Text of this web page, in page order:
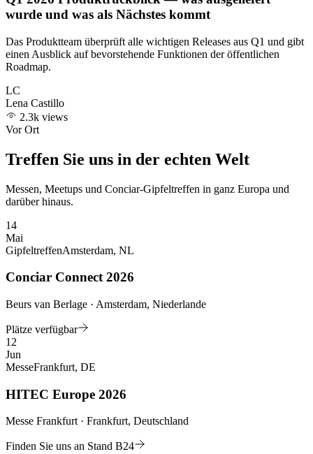
wurde und was als Nächstes kommt
Das Produktteam überprüft alle wichtigen Releases aus Q1 und gibt
einen Ausblick auf bevorstehende Funktionen der öffentlichen
Roadmap.
LC
Lena Castillo
2.3k views
Vor Ort
Treffen Sie uns in der echten Welt
Messen, Meetups und Conciar-Gipfeltreffen in ganz Europa und
darüber hinaus.
14
Mai
GipfeltreffenAmsterdam, NL
Conciar Connect 2026
Beurs van Berlage · Amsterdam, Niederlande
Plätze verfügbar
12
Jun
MesseFrankfurt, DE
HITEC Europe 2026
Messe Frankfurt · Frankfurt, Deutschland
Finden Sie uns an Stand B24